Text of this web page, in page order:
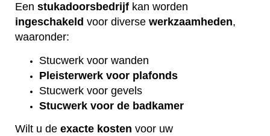
Een stukadoorsbedrijf kan worden
ingeschakeld voor diverse werkzaamheden,
waaronder:
Stucwerk voor wanden
Pleisterwerk voor plafonds
Stucwerk voor gevels
Stucwerk voor de badkamer
Wilt u de exacte kosten voor uw